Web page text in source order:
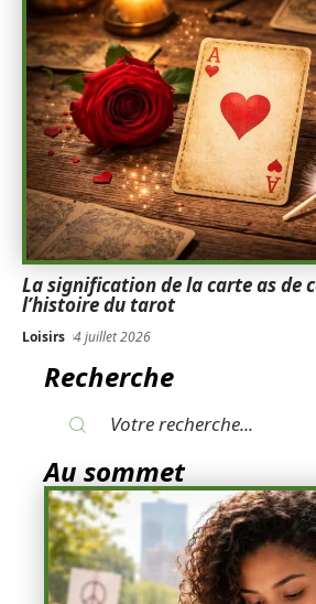
La signification de la carte as de
l’histoire du tarot
Loisirs 4 juillet 2026
Recherche
Au sommet